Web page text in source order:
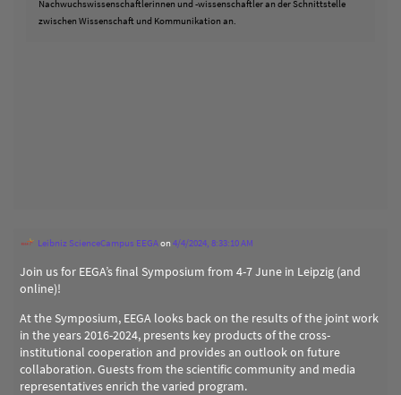
Nachwuchswissenschaftlerinnen und -wissenschaftler an der Schnittstelle
zwischen Wissenschaft und Kommunikation an.
Leibniz ScienceCampus EEGAon4/4/2024, 8:33:10 AM
Join us for EEGA’s final Symposium from 4-7 June in Leipzig (and
online)!
At the Symposium, EEGA looks back on the results of the joint work
in the years 2016-2024, presents key products of the cross-
institutional cooperation and provides an outlook on future
collaboration. Guests from the scientific community and media
representatives enrich the varied program.